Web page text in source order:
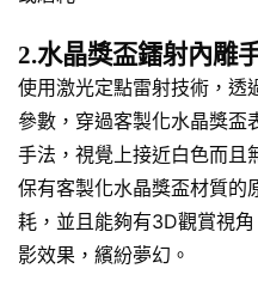
2.水晶獎盃鐳射內雕
使用激光定點雷射技術，透
參數，穿過客製化水晶獎盃
手法，視覺上接近白色而且
保有客製化水晶獎盃材質的
耗，並且能夠有3D觀賞視
影效果，繽紛夢幻。